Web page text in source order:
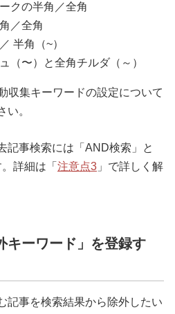
クの半角／全角
／全角
半角（~）
（〜）と全角チルダ（～）
収集キーワードの設定について
い。
記事検索には「AND検索」と
詳細は「 注意点3 」で詳しく解
キーワード」を登録す
記事を検索結果から除外したい